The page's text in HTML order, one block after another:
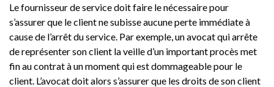
Le fournisseur de service doit faire le nécessaire pour
s’assurer que le client ne subisse aucune perte immédiate à
cause de l’arrêt du service. Par exemple, un avocat qui arrête
de représenter son client la veille d’un important procès met
fin au contrat à un moment qui est dommageable pour le
client. L’avocat doit alors s’assurer que les droits de son client